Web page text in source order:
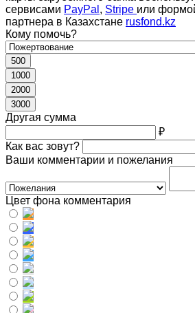
сервисами PayPal , Stripe или
партнера в Казахстане rusfond.kz
Кому помочь?
500
1000
2000
3000
Другая сумма
₽
Как вас зовут?
Ваши комментарии и пожелания
Цвет фона комментария